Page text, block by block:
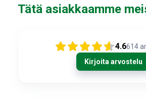
Tätä asiakkaamme
4.6614
Kirjoita arvostelu